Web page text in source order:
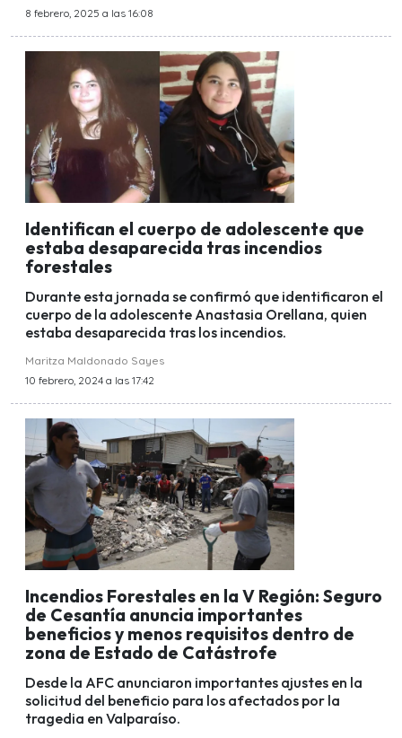
8 febrero, 2025 a las 16:08
Identifican el cuerpo de adolescente que
estaba desaparecida tras incendios
forestales
Durante esta jornada se confirmó que identificaron el
cuerpo de la adolescente Anastasia Orellana, quien
estaba desaparecida tras los incendios.
Maritza Maldonado Sayes
10 febrero, 2024 a las 17:42
Incendios Forestales en la V Región: Seguro
de Cesantía anuncia importantes
beneficios y menos requisitos dentro de
zona de Estado de Catástrofe
Desde la AFC anunciaron importantes ajustes en la
solicitud del beneficio para los afectados por la
tragedia en Valparaíso.